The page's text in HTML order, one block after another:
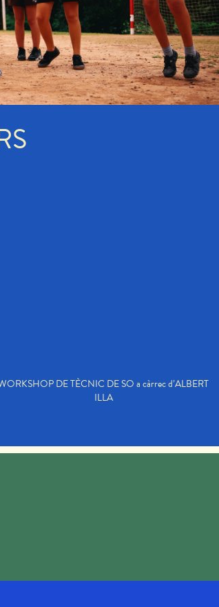
DE TÈCNIC DE SO a càrrec d’ALBERT
ILLA